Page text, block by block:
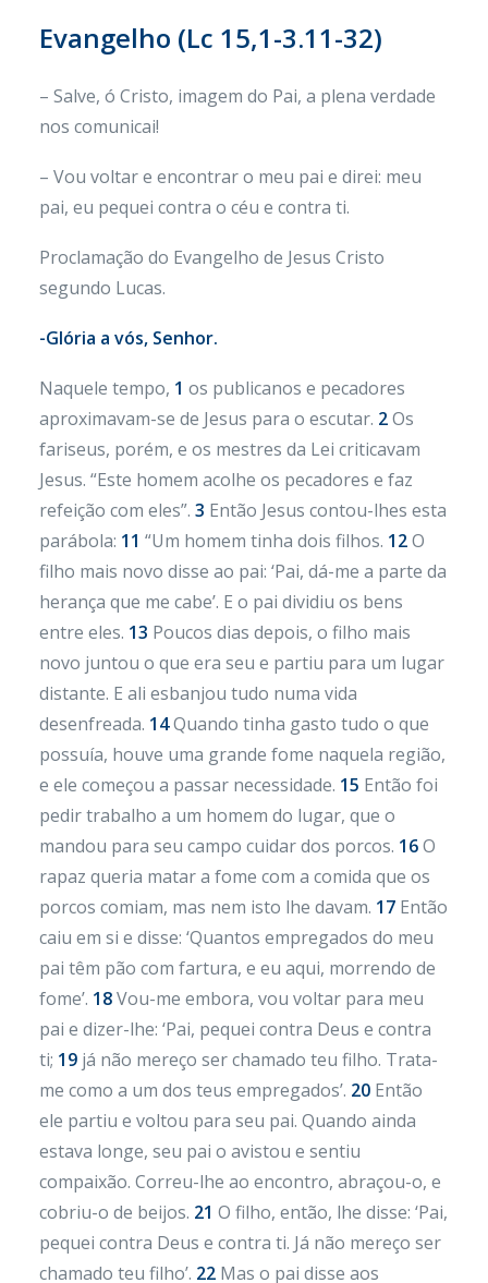
Evangelho (Lc 15,1-3.11-32)
– Salve, ó Cristo, imagem do Pai, a plena verdade
nos comunicai!
– Vou voltar e encontrar o meu pai e direi: meu
pai, eu pequei contra o céu e contra ti.
Proclamação do Evangelho de Jesus Cristo
segundo Lucas.
-Glória a vós, Senhor.
Naquele tempo, 1 os publicanos e pecadores
aproximavam-se de Jesus para o escutar. 2Os
fariseus, porém, e os mestres da Lei criticavam
Jesus. “Este homem acolhe os pecadores e faz
refeição com eles”. 3 Então Jesus contou-lhes esta
parábola: 11 “Um homem tinha dois filhos. 12O
filho mais novo disse ao pai: ‘Pai, dá-me a parte da
herança que me cabe’. E o pai dividiu os bens
entre eles. 13 Poucos dias depois, o filho mais
novo juntou o que era seu e partiu para um lugar
distante. E ali esbanjou tudo numa vida
desenfreada. 14Quando tinha gasto tudo o que
possuía, houve uma grande fome naquela região,
e ele começou a passar necessidade. 15 Então foi
pedir trabalho a um homem do lugar, que o
mandou para seu campo cuidar dos porcos. 16O
rapaz queria matar a fome com a comida que os
porcos comiam, mas nem isto lhe davam. 17 Então
caiu em si e disse: ‘Quantos empregados do meu
pai têm pão com fartura, e eu aqui, morrendo de
fome’. 18Vou-me embora, vou voltar para meu
pai e dizer-lhe: ‘Pai, pequei contra Deus e contra
ti; 19 já não mereço ser chamado teu filho. Trata-
me como a um dos teus empregados’. 20 Então
ele partiu e voltou para seu pai. Quando ainda
estava longe, seu pai o avistou e sentiu
compaixão. Correu-lhe ao encontro, abraçou-o, e
cobriu-o de beijos. 21 O filho, então, lhe disse: ‘Pai,
pequei contra Deus e contra ti. Já não mereço ser
chamado teu filho’. 22 Mas o pai disse aos